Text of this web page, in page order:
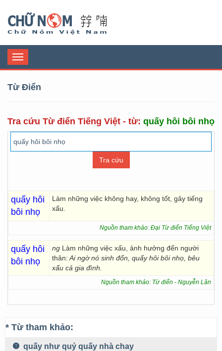
Toggle
navigation
Từ Điển
Tra cứu Từ điển Tiếng Việt - từ: quấy hôi bôi nhọ
quấy hôi
bôi nhọ
Làm những việc không hay, không tốt, gây tiếng
xấu.
Nguồn tham khảo: Đại Từ điển Tiếng Việt
quấy hôi
bôi nhọ
ng Làm những việc xấu, ảnh hưởng đến người
thân: Ai ngờ nó sinh đốn, quấy hôi bôi nhọ, bêu
xấu cả gia đình.
Nguồn tham khảo: Từ điển - Nguyễn Lân
* Từ tham khảo:
quấy như quỷ quấy nhà chay